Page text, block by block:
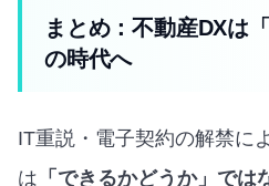
まとめ：不動産DXは
の時代へ
IT重説・電子契約の解禁に
は 「できるかどうか」で